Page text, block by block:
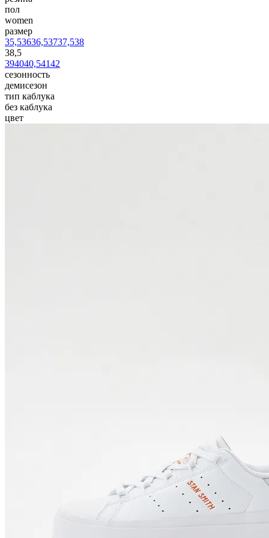
пол
women
размер
35,53636,53737,538
38,5
394040,54142
сезонность
демисезон
тип каблука
без каблука
цвет